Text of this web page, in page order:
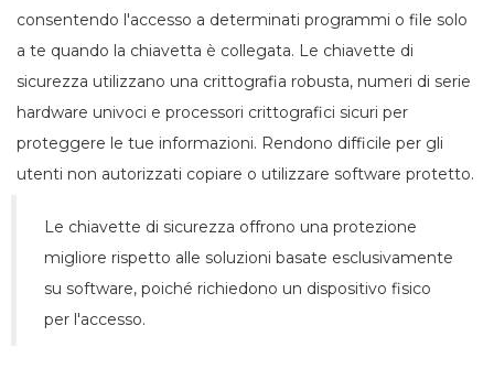
consentendo l'accesso a determinati programmi o file solo
a te quando la chiavetta è collegata. Le chiavette di
sicurezza utilizzano una crittografia robusta, numeri di serie
hardware univoci e processori crittografici sicuri per
proteggere le tue informazioni. Rendono difficile per gli
utenti non autorizzati copiare o utilizzare software protetto.
Le chiavette di sicurezza offrono una protezione
migliore rispetto alle soluzioni basate esclusivamente
su software, poiché richiedono un dispositivo fisico
per l'accesso.